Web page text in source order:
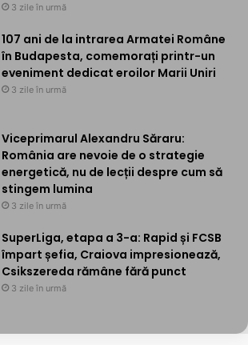
3 zile în urmă
107 ani de la intrarea Armatei Române
în Budapesta, comemorați printr-un
eveniment dedicat eroilor Marii Uniri
3 zile în urmă
Viceprimarul Alexandru Săraru:
România are nevoie de o strategie
energetică, nu de lecții despre cum să
stingem lumina
3 zile în urmă
SuperLiga, etapa a 3-a: Rapid și FCSB
împart șefia, Craiova impresionează,
Csikszereda rămâne fără punct
3 zile în urmă